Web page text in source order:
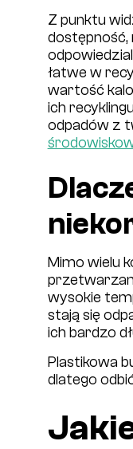
Z punktu
dostępność,
łatwe w
wartość
ich
odpadów z
Mimo wielu
wysokie
stają się
ich bardzo
Plastikowa
dlatego